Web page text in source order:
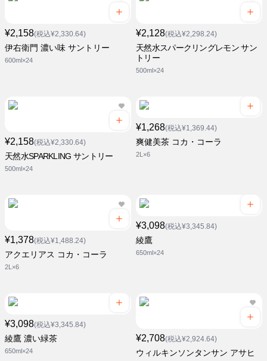
¥2,158(税込¥2,330.64)
伊右衛門 濃い味 サントリー
600ml×24
¥2,128(税込¥2,298.24)
天然水スパークリングレモン サン
トリー
500ml×24
¥2,158(税込¥2,330.64)
天然水SPARKLING サントリー
500ml×24
¥1,268(税込¥1,369.44)
爽健美茶 コカ・コーラ
2L×6
¥1,378(税込¥1,488.24)
アクエリアス コカ・コーラ
2L×6
¥3,098(税込¥3,345.84)
綾鷹
650ml×24
¥3,098(税込¥3,345.84)
綾鷹 濃い緑茶
650ml×24
¥2,708(税込¥2,924.64)
ウィルキンソンタンサン アサヒ